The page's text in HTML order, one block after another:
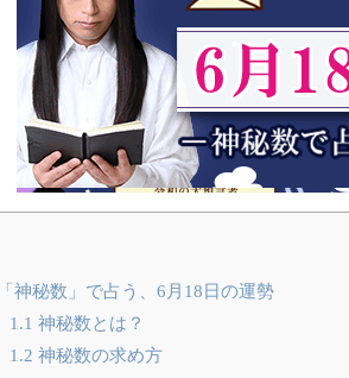
「神秘数」で占う、6月18日の運勢
1.1 神秘数とは？
1.2 神秘数の求め方